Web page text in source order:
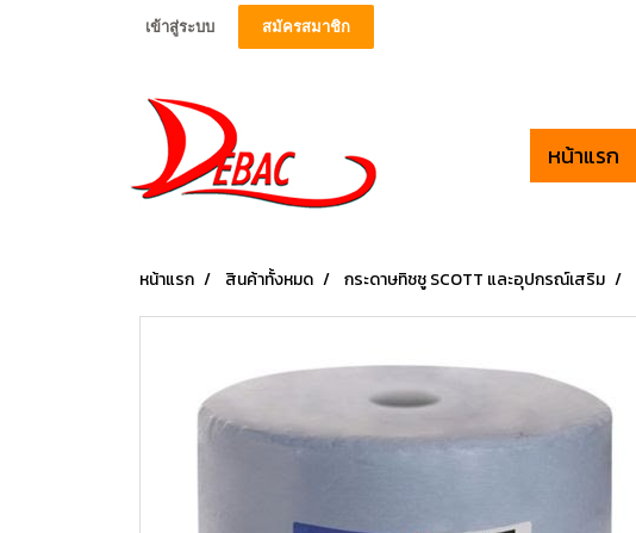
เข้าสู่ระบบ สมัครสมาชิก
หน้าแรก
หน้าแรก สินค้าทั้งหมด กระดาษทิชชู SCOTT และอุปกรณ์เสริม